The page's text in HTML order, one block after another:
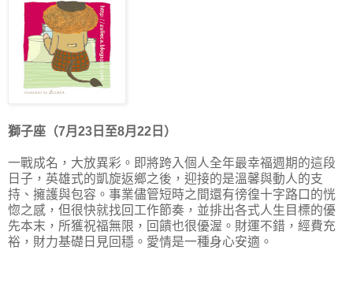
獅子座（7月23日至8月22日）
一戰成名，大放異彩。即將跨入個人全年最幸福週期的這段
日子，英雄式的凱旋返鄉之後，迎接的是溫馨與動人的支
持、擁護與包容。事業儘管短時之間還有徬徨十字路口的恍
惚之感，但很快就找回工作節奏，並排出各式人生目標的優
先本末，所獲祝福無限，回饋也很優渥。財運不錯，經費充
裕，財力基礎日見回穩。愛情是一種身心安適。